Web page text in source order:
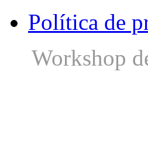
Política de
Workshop